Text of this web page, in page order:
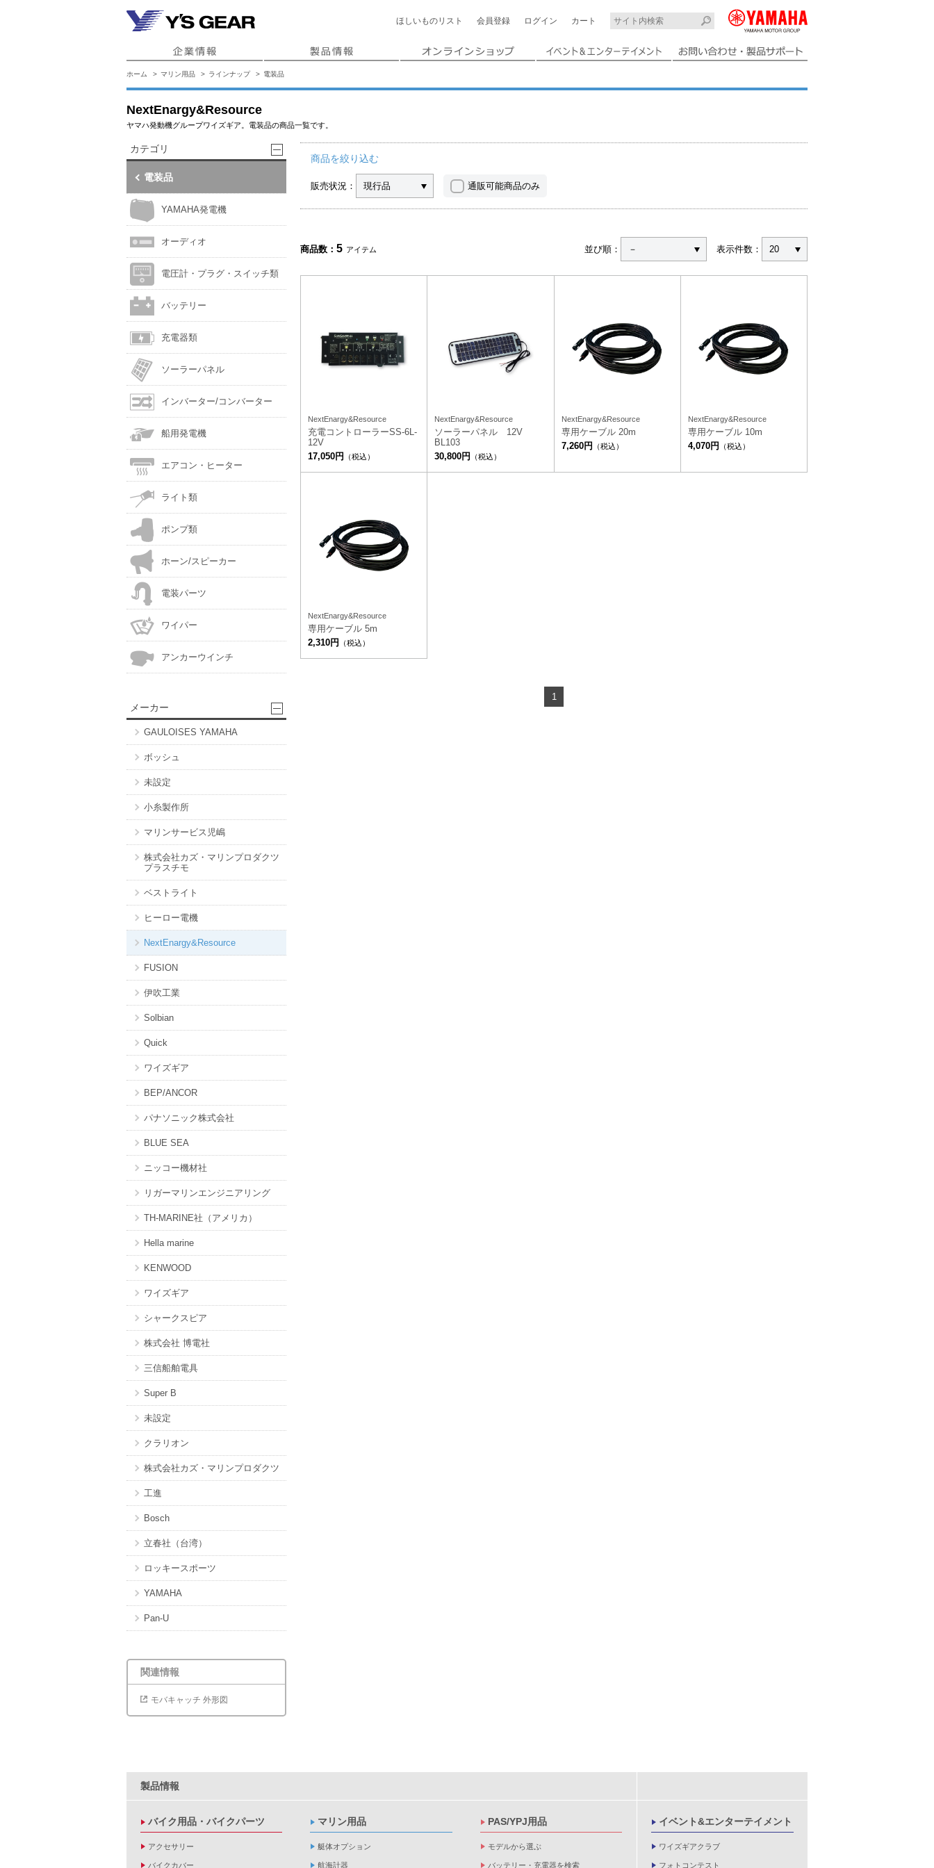
ほしいもの リスト 会員登録 ログイン カート
ホーム マリン用品 ラインナップ 電装品
NextEnargy&Resource
ヤマハ発動機グループワイズギア。電装品の商品一覧です。
商品を絞り込む
販売状況： 現行品 通販可能商品のみ
商品数：5 アイテム 並び順： － 表示件数： 20
NextEnargy&Resource
充電コントローラーSS-6L-
12V
17,050円
（税込）
NextEnargy&Resource
ソーラーパネル 12V
BL103
30,800円
（税込）
NextEnargy&Resource
専用ケーブル 20m
7,260円
（税込）
NextEnargy&Resource
専用ケーブル 10m
4,070円
（税込）
NextEnargy&Resource
専用ケーブル 5m
2,310円
（税込）
1
カテゴリ
電装品
YAMAHA発電機
オーディオ
電圧計・プラグ・スイッチ類
バッテリー
充電器類
ソーラーパネル
インバーター/コンバーター
船用発電機
エアコン・ヒーター
ライト類
ポンプ類
ホーン/スピーカー
電装パーツ
ワイパー
アンカーウインチ
メーカー
GAULOISES YAMAHA
ボッシュ
未設定
小糸製作所
マリンサービス児嶋
株式会社カズ・マリンプロダクツ
プラスチモ
ベストライト
ヒーロー電機
NextEnargy&Resource
FUSION
伊吹工業
Solbian
Quick
ワイズギア
BEP/ANCOR
パナソニック株式会社
BLUE SEA
ニッコー機材社
リガーマリンエンジニアリング
TH-MARINE社（アメリカ）
Hella marine
KENWOOD
ワイズギア
シャークスピア
株式会社 博電社
三信船舶電具
Super B
未設定
クラリオン
株式会社カズ・マリンプロダクツ
工進
Bosch
立春社（台湾）
ロッキースポーツ
YAMAHA
Pan-U
関連情報
モバキャッチ 外形図
製品情報
バイク用品・バイクパーツ
アクセサリー
バイクカバー
マリン用品
艇体オプション
航海計器
PAS/YPJ用品
モデルから選ぶ
バッテリー・充電器を検索
イベント&エンターテイメント
ワイズギアクラブ
フォトコンテスト